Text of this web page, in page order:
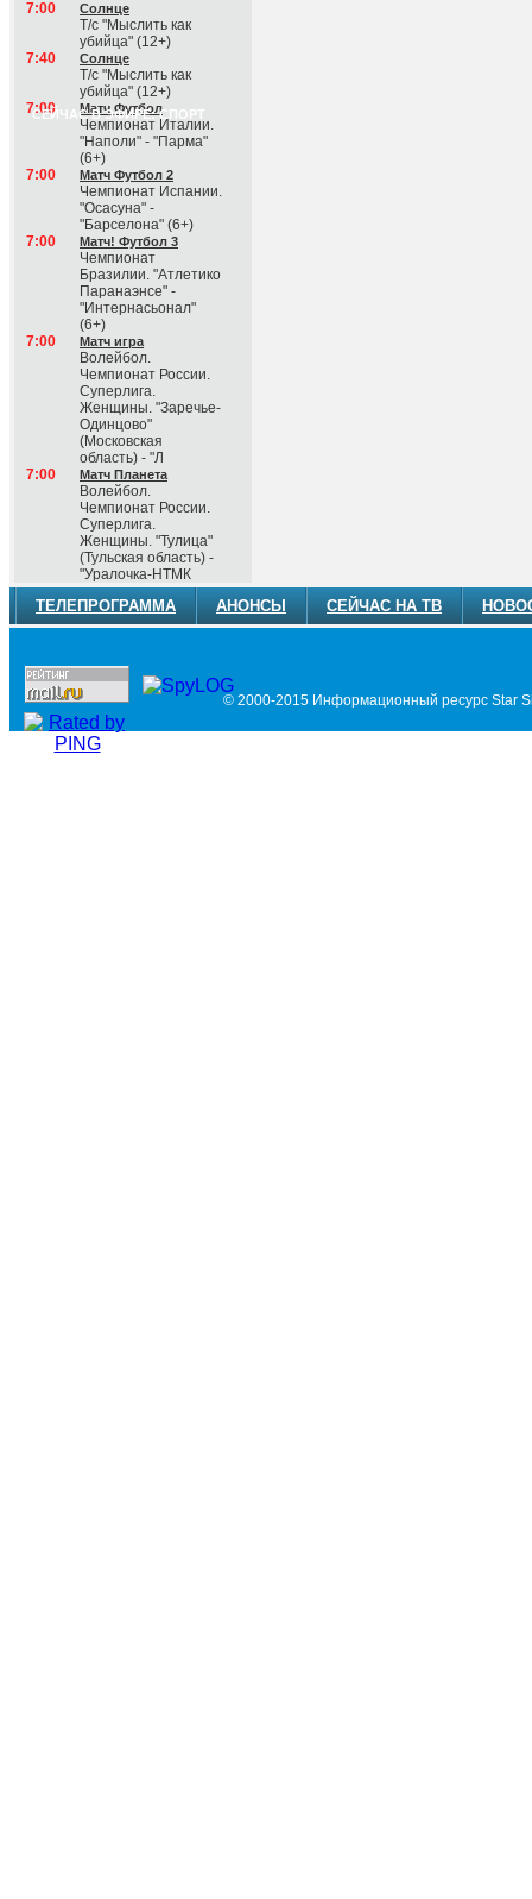
7:00 Солнце
Т/с "Мыслить как
убийца" (12+)
7:40
Солнце
Т/с "Мыслить как
убийца" (12+)
СЕЙЧАС В ЭФИРЕ: СПОРТ
7:00 Матч Футбол
Чемпионат Италии.
"Наполи" - "Парма"
(6+)
7:00
Матч Футбол 2
Чемпионат Испании.
"Осасуна" -
"Барселона" (6+)
7:00
Матч! Футбол 3
Чемпионат
Бразилии. "Атлетико
Паранаэнсе" -
"Интернасьонал"
(6+)
7:00
Матч игра
Волейбол.
Чемпионат России.
Суперлига.
Женщины. "Заречье-
Одинцово"
(Московская
область) - "Л
7:00
Матч Планета
Волейбол.
Чемпионат России.
Суперлига.
Женщины. "Тулица"
(Тульская область) -
"Уралочка-НТМК
ТЕЛЕПРОГРАММА АНОНСЫ СЕЙЧАС НА ТВ
© 2000-2015 Информационный ресурс Star